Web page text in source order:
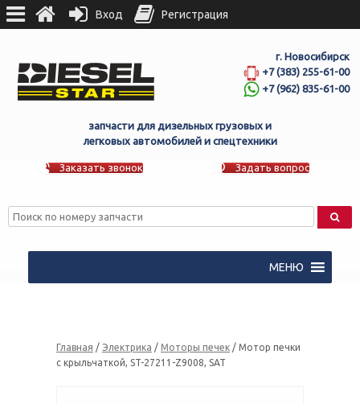
г. Новосибирск
+7 (383) 255-61-00
+7 (962) 835-61-00
запчасти для дизельных грузовых и
легковых автомобилей и спецтехники
Заказать звонок Задать вопрос
МЕНЮ
Главная / Электрика / Моторы печек / Мотор печки
с крыльчаткой, ST-27211-Z9008, SAT
Вход Регистрация